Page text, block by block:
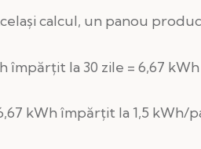
calcul, un panou
împărțit la 30 zile = 6,67 kWh
kWh împărțit la 1,5 kWh/